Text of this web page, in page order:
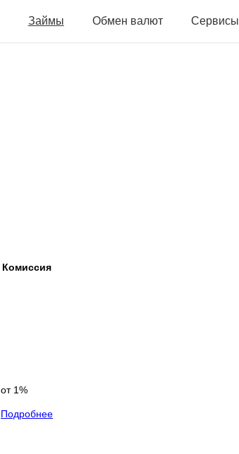
Займы Обмен валют Сервисы
Комиссия
от 1%
Подробнее